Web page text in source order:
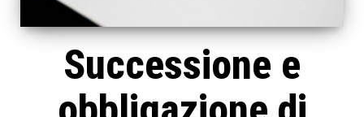
Successione e